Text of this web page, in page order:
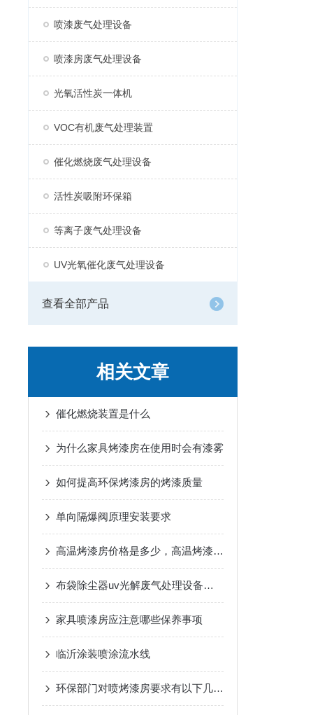
喷漆废气处理设备
喷漆房废气处理设备
光氧活性炭一体机
VOC有机废气处理装置
催化燃烧废气处理设备
活性炭吸附环保箱
等离子废气处理设备
UV光氧催化废气处理设备
查看全部产品
相关文章
催化燃烧装置是什么
为什么家具烤漆房在使用时会有漆雾
如何提高环保烤漆房的烤漆质量
单向隔爆阀原理安装要求
高温烤漆房价格是多少，高温烤漆房如何维护？
布袋除尘器uv光解废气处理设备产品技术简介
家具喷漆房应注意哪些保养事项
临沂涂装喷涂流水线
环保部门对喷烤漆房要求有以下几点要求